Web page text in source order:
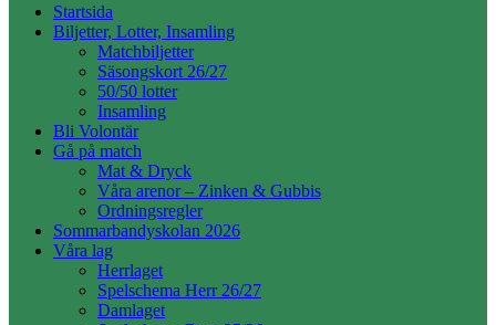
Startsida
Biljetter, Lotter, Insamling
Matchbiljetter
Säsongskort 26/27
50/50 lotter
Insamling
Bli Volontär
Gå på match
Mat & Dryck
Våra arenor – Zinken & Gubbis
Ordningsregler
Sommarbandyskolan 2026
Våra lag
Herrlaget
Spelschema Herr 26/27
Damlaget